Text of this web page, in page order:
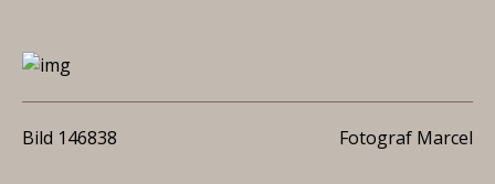
Bild 146838 Fotograf Marcel